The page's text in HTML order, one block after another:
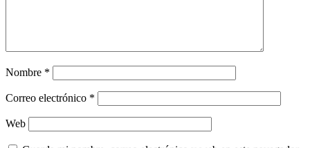
Nombre *
Correo electrónico *
Web